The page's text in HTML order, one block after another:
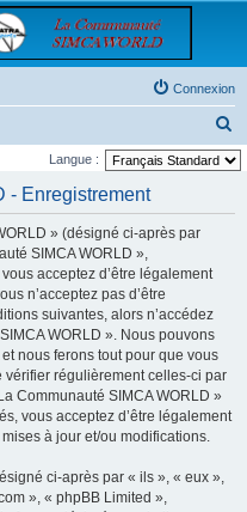
Connexion
e
Langue :
- Enregistrement
» (désigné ci-après par
SIMCA WORLD »,
acceptez d’être légalement
n’acceptez pas d’être
suivantes, alors n’accédez
WORLD ». Nous pouvons
nous ferons tout pour que vous
vérifier régulièrement celles-ci par
Communauté SIMCA WORLD »
vous acceptez d’être légalement
à jour et/ou modifications.
ci-après par « ils », « eux »,
», « phpBB Limited »,